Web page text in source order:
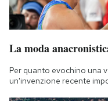
CALENDARIO
AREA PERSONALE
La moda
Per quanto evochino una
un'invenzione recente